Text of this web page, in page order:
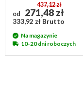
od
437,12 zł
271,48 zł
333,92 zł Brutto
Na magazynie
10-20 dni roboczych